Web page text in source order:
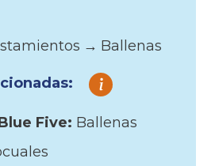
→ Ballenas
Five: Ballenas